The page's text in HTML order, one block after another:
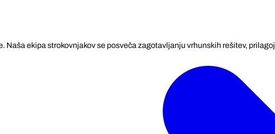
Naša ekipa strokovnjakov se posveča zagotavljanju vrhunskih rešitev,